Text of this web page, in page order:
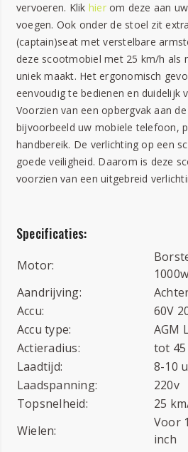
vervoeren. Klik hierom deze aan
voegen. Ook onder de stoel zit
(captain)seat met verstelbare
deze scootmobiel met 25 km/h als
uniek maakt. Het ergonomisch
eenvoudig te bedienen en duidelijk
Voorzien van een opbergvak aan
bijvoorbeeld uw mobiele telefoon,
handbereik. De verlichting op een
goede veiligheid. Daarom is deze
voorzien van een uitgebreid
Specificaties:
Motor:
1000w
Aandrijving:
Accu:
60V
Accu type:
AGM
Actieradius:
tot
Laadtijd:
8-10
Laadspanning:
220v
Topsnelheid:
25
Wielen:
Voor
inch